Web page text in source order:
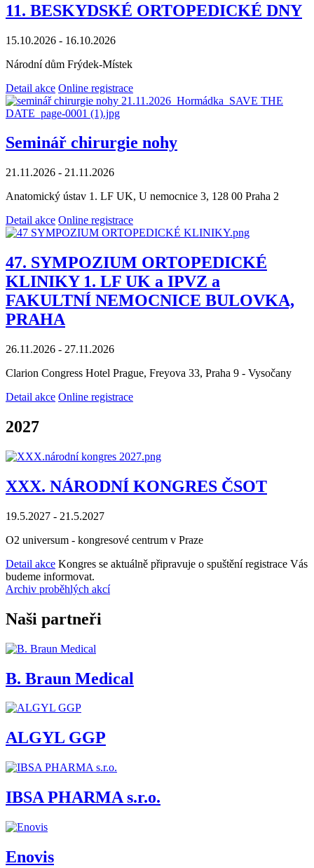
11. BESKYDSKÉ ORTOPEDICKÉ DNY
15.10.2026 - 16.10.2026
Národní dům Frýdek-Místek
Detail akce Online registrace
Seminář chirurgie nohy
21.11.2026 - 21.11.2026
Anatomický ústav 1. LF UK, U nemocnice 3, 128 00 Praha 2
Detail akce Online registrace
47. SYMPOZIUM ORTOPEDICKÉ
KLINIKY 1. LF UK a IPVZ a
FAKULTNÍ NEMOCNICE BULOVKA,
PRAHA
26.11.2026 - 27.11.2026
Clarion Congress Hotel Prague, Freyova 33, Praha 9 - Vysočany
Detail akce Online registrace
2027
XXX. NÁRODNÍ KONGRES ČSOT
19.5.2027 - 21.5.2027
O2 universum - kongresové centrum v Praze
Detail akce Kongres se aktuálně připravuje o spuštění registrace Vás
budeme informovat.
Archiv proběhlých akcí
Naši partneři
B. Braun Medical
ALGYL GGP
IBSA PHARMA s.r.o.
Enovis